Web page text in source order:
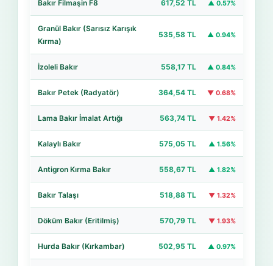
Bakır Filmaşin F8 617,52 TL ▲ 0.57%
Granül Bakır (Sarısız Karışık
Kırma)
535,58 TL ▲ 0.94%
İzoleli Bakır 558,17 TL ▲ 0.84%
Bakır Petek (Radyatör) 364,54 TL ▼ 0.68%
Lama Bakır İmalat Artığı 563,74 TL ▼ 1.42%
Kalaylı Bakır 575,05 TL ▲ 1.56%
Antigron Kırma Bakır 558,67 TL ▲ 1.82%
Bakır Talaşı 518,88 TL ▼ 1.32%
Döküm Bakır (Eritilmiş) 570,79 TL ▼ 1.93%
Hurda Bakır (Kırkambar) 502,95 TL ▲ 0.97%